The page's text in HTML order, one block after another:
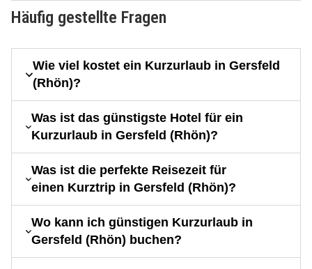
Häufig gestellte Fragen
Wie viel kostet ein Kurzurlaub in Gersfeld
(Rhön)?
Was ist das günstigste Hotel für ein
Kurzurlaub in Gersfeld (Rhön)?
Was ist die perfekte Reisezeit für
einen Kurztrip in Gersfeld (Rhön)?
Wo kann ich günstigen Kurzurlaub in
Gersfeld (Rhön) buchen?